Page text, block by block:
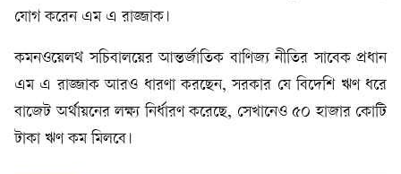
যোগ করেন এম এ রাজ্জাক।
কমনওয়েলথ সচিবালয়ের আন্তর্জাতিক বাণিজ্য নীতির সাবেক প্রধান
এম এ রাজ্জাক আরও ধারণা করছেন, সরকার যে বিদেশি ঋণ ধরে
বাজেট অর্থায়নের লক্ষ্য নির্ধারণ করেছে, সেখানেও ৫০ হাজার কোটি
টাকা ঋণ কম মিলবে।